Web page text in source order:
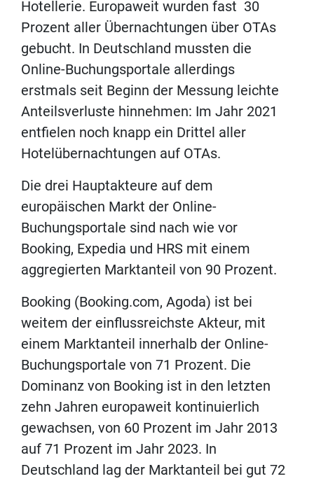
Hotellerie. Europaweit wurden fast 30
Prozent aller Übernachtungen über OTAs
gebucht. In Deutschland mussten die
Online-Buchungsportale allerdings
erstmals seit Beginn der Messung leichte
Anteilsverluste hinnehmen: Im Jahr 2021
entfielen noch knapp ein Drittel aller
Hotelübernachtungen auf OTAs.
Die drei Hauptakteure auf dem
europäischen Markt der Online-
Buchungsportale sind nach wie vor
Booking, Expedia und HRS mit einem
aggregierten Marktanteil von 90 Prozent.
Booking (Booking.com, Agoda) ist bei
weitem der einflussreichste Akteur, mit
einem Marktanteil innerhalb der Online-
Buchungsportale von 71 Prozent. Die
Dominanz von Booking ist in den letzten
zehn Jahren europaweit kontinuierlich
gewachsen, von 60 Prozent im Jahr 2013
auf 71 Prozent im Jahr 2023. In
Deutschland lag der Marktanteil bei gut 72